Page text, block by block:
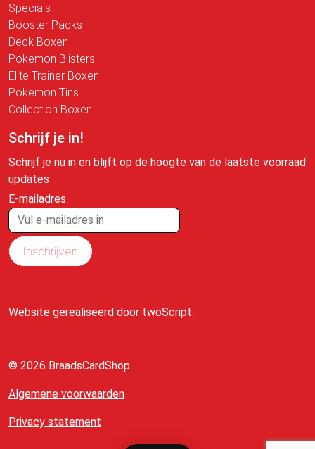
Specials
Booster Packs
Deck Boxen
Pokemon Blisters
Elite Trainer Boxen
Pokemon Tins
Collection Boxen
Schrijf je in!
Schrijf je nu in en blijft op de hoogte van de laatste voorraad
updates
E-mailadres
Inschrijven
© 2026 BraadsCardShop
Algemene voorwaarden
Privacy statement
Website gerealiseerd door twoScript.